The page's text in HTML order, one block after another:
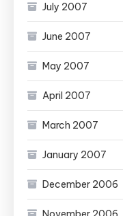
July 2007
June 2007
May 2007
April 2007
March 2007
January 2007
December 2006